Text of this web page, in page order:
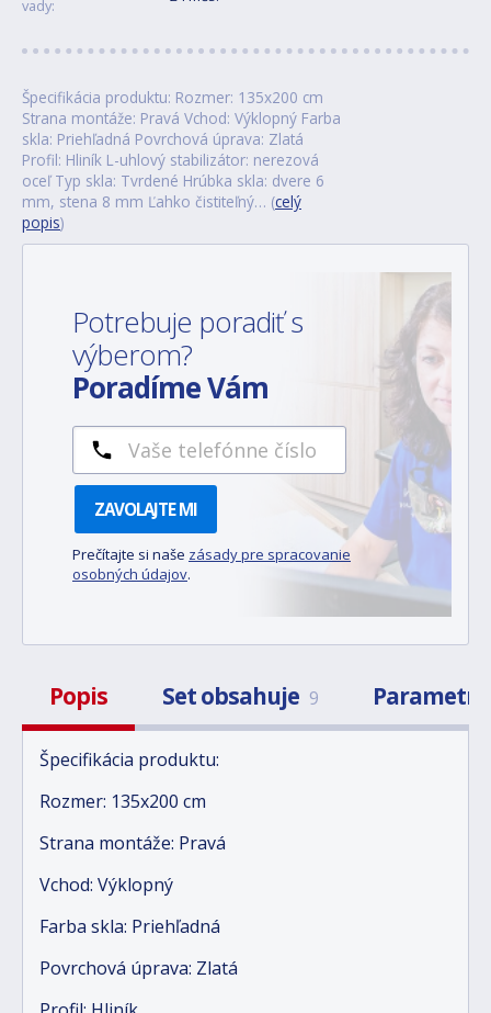
vady:
Špecifikácia produktu: Rozmer: 135x200 cm
Strana montáže: Pravá Vchod: Výklopný Farba
skla: Priehľadná Povrchová úprava: Zlatá
Profil: Hliník L-uhlový stabilizátor: nerezová
oceľ Typ skla: Tvrdené Hrúbka skla: dvere 6
mm, stena 8 mm Ľahko čistiteľný… (celý
popis)
Potrebuje poradiť s
výberom?
Poradíme Vám
ZAVOLAJTE MI
Prečítajte si naše zásady pre spracovanie
osobných údajov.
Popis Set obsahuje 9 Parametre
Špecifikácia produktu:
Rozmer: 135x200 cm
Strana montáže: Pravá
Vchod: Výklopný
Farba skla: Priehľadná
Povrchová úprava: Zlatá